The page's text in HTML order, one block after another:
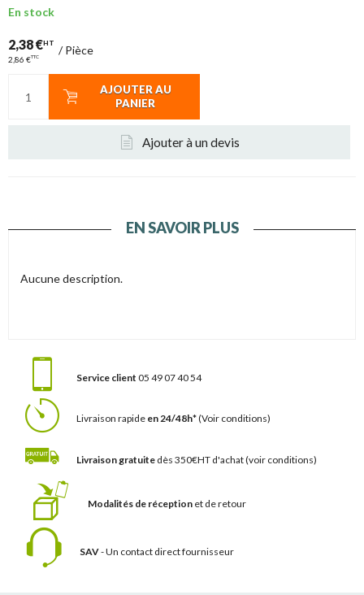
En stock
2,38 €HT
2,86 €TTC /Pièce
AJOUTER AU
PANIER
Ajouter à un devis
EN SAVOIR PLUS
Aucune description.
Service client 05 49 07 40 54
Livraison rapide en 24/48h*(Voir conditions)
Livraison gratuite dès 350€HT d'achat(voir conditions)
Modalités de réception et de retour
SAV- Un contact direct fournisseur